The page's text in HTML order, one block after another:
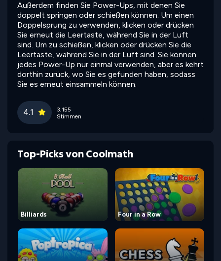
Außerdem finden Sie Power-Ups, mit denen Sie
doppelt springen oder schießen können. Um einen
Doppelsprung zu verwenden, klicken oder drücken
Sie erneut die Leertaste, während Sie in der Luft
sind. Um zu schießen, klicken oder drücken Sie die
Leertaste, während Sie in der Luft sind. Sie können
jedes Power-Up nur einmal verwenden, aber es kehrt
dorthin zurück, wo Sie es gefunden haben, sodass
Sie es erneut einsammeln können.
4.1
3,155
Stimmen
Top-Picks von Coolmath
Billiards Four in a Row